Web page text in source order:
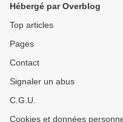
Hébergé par Overblog
Top articles
Pages
Contact
Signaler un abus
C.G.U.
Cookies et données